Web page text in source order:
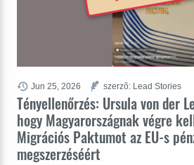
Tényellenőrzés: Ursula von der
hogy Magyarországnak végre
Migrációs Paktumot az EU-s
megszerzéséért
Jun 25, 2026 szerzõ: Lead Stories